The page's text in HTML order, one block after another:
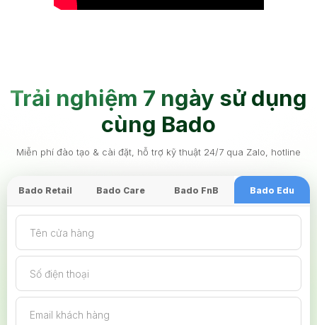
Trải nghiệm 7 ngày sử dụng
cùng Bado
Miễn phí đào tạo & cài đặt, hỗ trợ kỹ thuật 24/7 qua Zalo, hotline
Bado Retail Bado Care Bado FnB Bado Edu
Tên cửa hàng
Số điện thoại
Email khách hàng